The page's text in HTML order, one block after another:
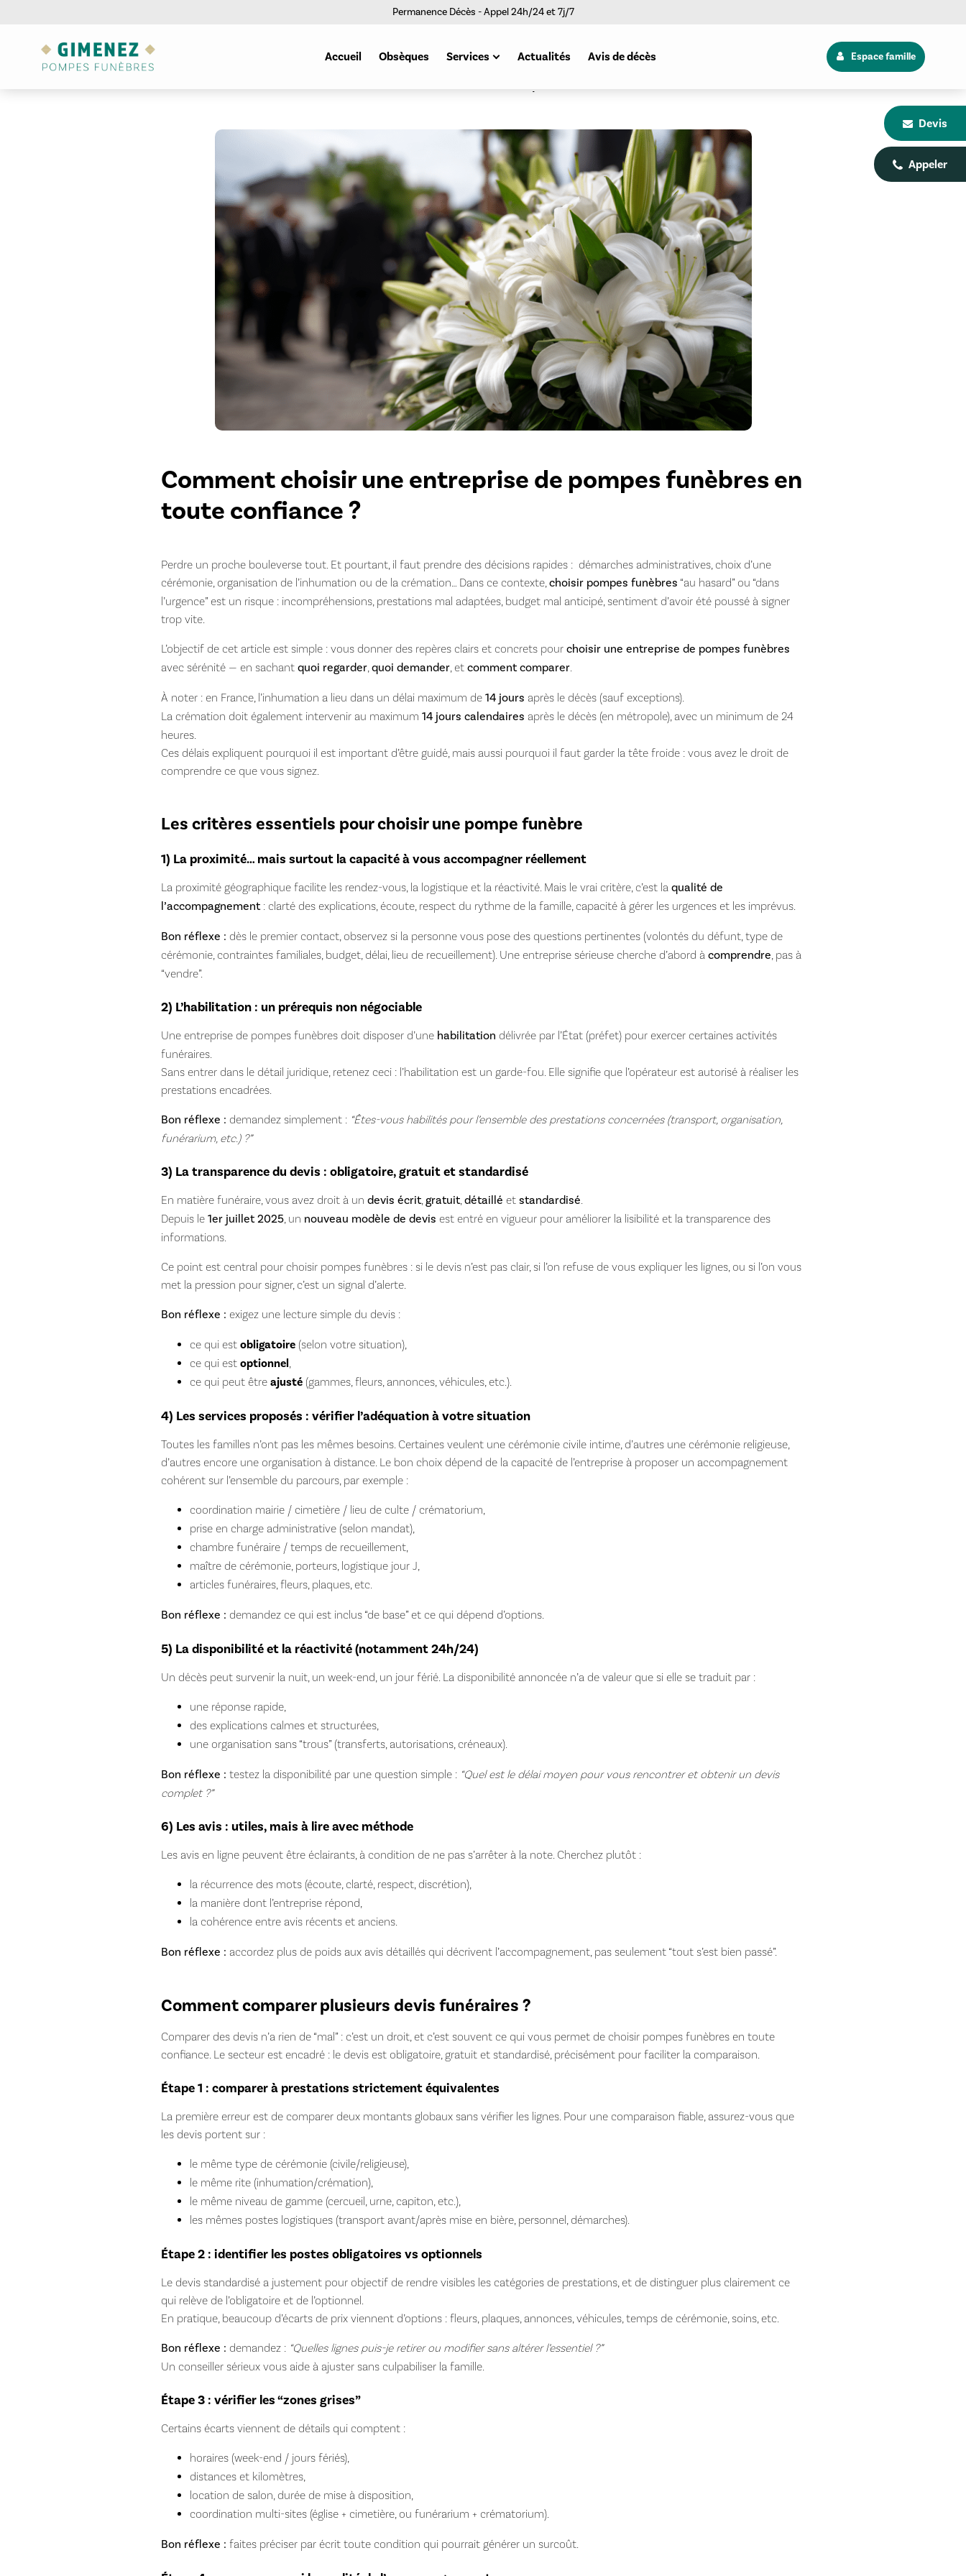
Permanence Décès - Appel 24h/24 et 7j/7
Accueil Obsèques Services
Articles funéraires
Actualités Avis de décès Espace famille
Comment choisir une entreprise de pompes funèbres en
toute confiance ?
Perdre un proche bouleverse tout. Et pourtant, il faut prendre des décisions rapides : démarches administratives, choix d’une
cérémonie, organisation de l’inhumation ou de la crémation… Dans ce contexte,choisir pompes funèbres “au hasard” ou “dans
l’urgence” est un risque : incompréhensions, prestations mal adaptées, budget mal anticipé, sentiment d’avoir été poussé à signer
trop vite.
L’objectif de cet article est simple : vous donner des repères clairs et concrets pour choisir une entreprise de pompes funèbres
avec sérénité — en sachant quoi regarder,quoi demander, et comment comparer.
À noter : en France, l’inhumation a lieu dans un délai maximum de 14 jours après le décès (sauf exceptions).
La crémation doit également intervenir au maximum 14 jours calendaires après le décès (en métropole), avec un minimum de 24
heures.
Ces délais expliquent pourquoi il est important d’être guidé, mais aussi pourquoi il faut garder la tête froide : vous avez le droit de
comprendre ce que vous signez.
Les critères essentiels pour choisir une pompe funèbre
1) La proximité… mais surtout la capacité à vous accompagner réellement
La proximité géographique facilite les rendez-vous, la logistique et la réactivité. Mais le vrai critère, c’est la qualité de
l’accompagnement: clarté des explications, écoute, respect du rythme de la famille, capacité à gérer les urgences et les imprévus.
Bon réflexe : dès le premier contact, observez si la personne vous pose des questions pertinentes (volontés du défunt, type de
cérémonie, contraintes familiales, budget, délai, lieu de recueillement). Une entreprise sérieuse cherche d’abord à comprendre, pas à
“vendre”.
2) L’habilitation : un prérequis non négociable
Une entreprise de pompes funèbres doit disposer d’une habilitation délivrée par l’État (préfet) pour exercer certaines activités
funéraires.
Sans entrer dans le détail juridique, retenez ceci : l’habilitation est un garde-fou. Elle signifie que l’opérateur est autorisé à réaliser les
prestations encadrées.
Bon réflexe : demandez simplement : “Êtes-vous habilités pour l’ensemble des prestations concernées (transport, organisation,
funérarium, etc.) ?”
3) La transparence du devis : obligatoire, gratuit et standardisé
En matière funéraire, vous avez droit à un devis écrit,gratuit,détaillé et standardisé.
Depuis le 1er juillet 2025, un nouveau modèle de devis est entré en vigueur pour améliorer la lisibilité et la transparence des
informations.
Ce point est central pour choisir pompes funèbres : si le devis n’est pas clair, si l’on refuse de vous expliquer les lignes, ou si l’on vous
met la pression pour signer, c’est un signal d’alerte.
Bon réflexe : exigez une lecture simple du devis :
ce qui est obligatoire (selon votre situation),
ce qui est optionnel,
ce qui peut être ajusté (gammes, fleurs, annonces, véhicules, etc.).
4) Les services proposés : vérifier l’adéquation à votre situation
Toutes les familles n’ont pas les mêmes besoins. Certaines veulent une cérémonie civile intime, d’autres une cérémonie religieuse,
d’autres encore une organisation à distance. Le bon choix dépend de la capacité de l’entreprise à proposer un accompagnement
cohérent sur l’ensemble du parcours, par exemple :
coordination mairie / cimetière / lieu de culte / crématorium,
prise en charge administrative (selon mandat),
chambre funéraire / temps de recueillement,
maître de cérémonie, porteurs, logistique jour J,
articles funéraires, fleurs, plaques, etc.
Bon réflexe : demandez ce qui est inclus “de base” et ce qui dépend d’options.
5) La disponibilité et la réactivité (notamment 24h/24)
Un décès peut survenir la nuit, un week-end, un jour férié. La disponibilité annoncée n’a de valeur que si elle se traduit par :
une réponse rapide,
des explications calmes et structurées,
une organisation sans “trous” (transferts, autorisations, créneaux).
Bon réflexe : testez la disponibilité par une question simple : “Quel est le délai moyen pour vous rencontrer et obtenir un devis
complet ?”
6) Les avis : utiles, mais à lire avec méthode
Les avis en ligne peuvent être éclairants, à condition de ne pas s’arrêter à la note. Cherchez plutôt :
la récurrence des mots (écoute, clarté, respect, discrétion),
la manière dont l’entreprise répond,
la cohérence entre avis récents et anciens.
Bon réflexe : accordez plus de poids aux avis détaillés qui décrivent l’accompagnement, pas seulement “tout s’est bien passé”.
Comment comparer plusieurs devis funéraires ?
Comparer des devis n’a rien de “mal” : c’est un droit, et c’est souvent ce qui vous permet de choisir pompes funèbres en toute
confiance. Le secteur est encadré : le devis est obligatoire, gratuit et standardisé, précisément pour faciliter la comparaison.
Étape 1 : comparer à prestations strictement équivalentes
La première erreur est de comparer deux montants globaux sans vérifier les lignes. Pour une comparaison fiable, assurez-vous que
les devis portent sur :
le même type de cérémonie (civile/religieuse),
le même rite (inhumation/crémation),
le même niveau de gamme (cercueil, urne, capiton, etc.),
les mêmes postes logistiques (transport avant/après mise en bière, personnel, démarches).
Étape 2 : identifier les postes obligatoires vs optionnels
Le devis standardisé a justement pour objectif de rendre visibles les catégories de prestations, et de distinguer plus clairement ce
qui relève de l’obligatoire et de l’optionnel.
En pratique, beaucoup d’écarts de prix viennent d’options : fleurs, plaques, annonces, véhicules, temps de cérémonie, soins, etc.
Bon réflexe : demandez : “Quelles lignes puis-je retirer ou modifier sans altérer l’essentiel ?”
Un conseiller sérieux vous aide à ajuster sans culpabiliser la famille.
Étape 3 : vérifier les “zones grises”
Certains écarts viennent de détails qui comptent :
horaires (week-end / jours fériés),
distances et kilomètres,
location de salon, durée de mise à disposition,
coordination multi-sites (église + cimetière, ou funérarium + crématorium).
Bon réflexe : faites préciser par écrit toute condition qui pourrait générer un surcoût.
Devis
Appeler